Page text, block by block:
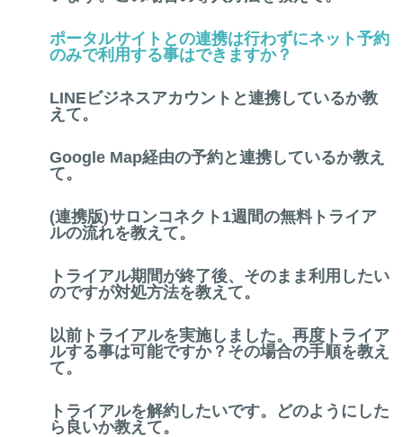
ポータルサイトとの連携は行わずにネット予約
のみで利用する事はできますか？
LINEビジネスアカウントと連携しているか教
えて。
Google Map経由の予約と連携しているか教え
て。
(連携版)サロンコネクト1週間の無料トライア
ルの流れを教えて。
トライアル期間が終了後、そのまま利用したい
のですが対処方法を教えて。
以前トライアルを実施しました。再度トライア
ルする事は可能ですか？その場合の手順を教え
て。
トライアルを解約したいです。どのようにした
ら良いか教えて。